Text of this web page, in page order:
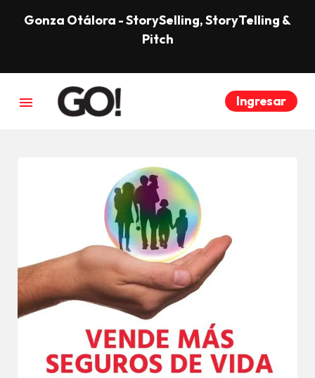
Gonza Otálora - StorySelling, StoryTelling &
Pitch
menu Ingresar